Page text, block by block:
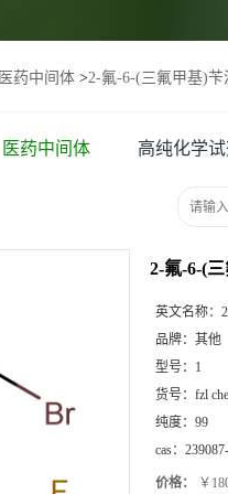
医药中间体 >2-氟-6-(三氟甲基)苄
医药中间体 高纯化学试
2-氟-6-(
英文名称：
品牌： 其他
型号： 1
货号： fzl
纯度： 99
cas：
价格： ￥